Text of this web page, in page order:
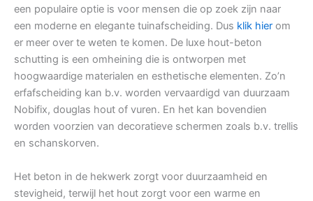
een populaire optie is voor mensen die op zoek zijn naar
een moderne en elegante tuinafscheiding. Dus klik hier om
er meer over te weten te komen. De luxe hout-beton
schutting is een omheining die is ontworpen met
hoogwaardige materialen en esthetische elementen. Zo’n
erfafscheiding kan b.v. worden vervaardigd van duurzaam
Nobifix, douglas hout of vuren. En het kan bovendien
worden voorzien van decoratieve schermen zoals b.v. trellis
en schanskorven.
Het beton in de hekwerk zorgt voor duurzaamheid en
stevigheid, terwijl het hout zorgt voor een warme en